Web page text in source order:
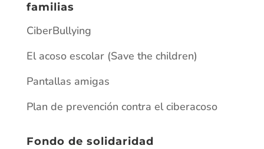
familias
CiberBullying
El acoso escolar (Save the children)
Pantallas amigas
Plan de prevención contra el ciberacoso
Fondo de solidaridad